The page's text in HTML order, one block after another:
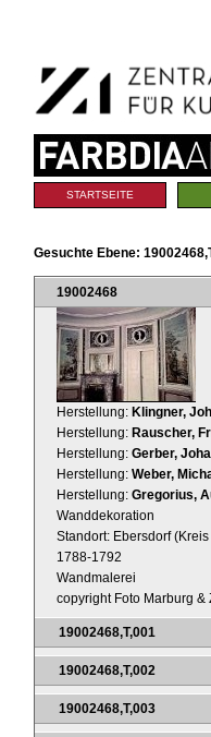
Navigation
Sektionen
STARTSEITE
Gesuchte Ebene:
19002468
Herstellung: Klingner,
Herstellung: Rauscher,
Herstellung: Gerber,
Herstellung: Weber,
Herstellung: Gregorius,
Wanddekoration
Standort: Ebersdorf
1788-1792
Wandmalerei
copyright Foto Marburg &
19002468,T,001
19002468,T,002
19002468,T,003